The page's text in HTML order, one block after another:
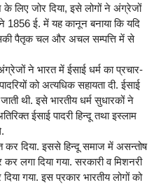
लिए जोर दिया, इसे लोगों ने अंग्रेजों
ई. में यह कानून बनाया कि यदि
पैतृक चल और अचल सम्पत्ति में से
ने भारत में ईसाई धर्म का प्रचार-
को अत्यधिक सहायता दी. ईसाई
थी. इसे भारतीय धर्म सुधारकों ने
ईसाई पादरी हिन्दू तथा इस्लाम
कर दिया. इससे हिन्दू समाज में असन्तोष
लगा दिया गया. सरकारी व मिशनरी
दिया गया. इस प्रकार भारतीय लोगों को